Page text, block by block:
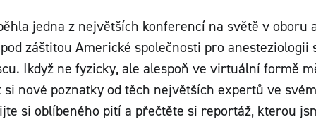
jedna z největších konferencí na světě v oboru
záštitou Americké společnosti pro anesteziologii
Ikdyž ne fyzicky, ale alespoň ve virtuální formě
nové poznatky od těch největších expertů ve
si oblíbeného pití a přečtěte si reportáž, kterou